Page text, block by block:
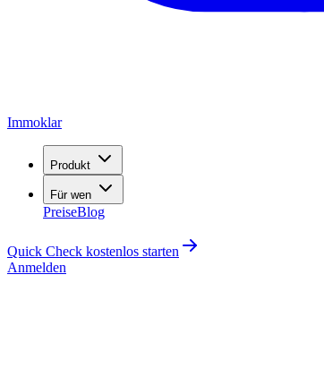
Immoklar
Produkt
Für wen
PreiseBlog
Quick Check kostenlos starten
Anmelden